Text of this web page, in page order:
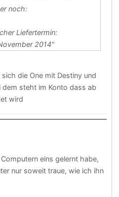
noch:
Liefertermin:
2014"
die One mit Destiny und
steht im Konto dass ab
wird
eins gelernt habe,
nur soweit traue, wie ich ihn